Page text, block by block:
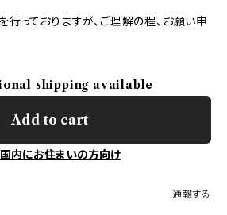
っておりますが、ご理解の程、お願い申
shipping available
Add to cart
内にお住まいの方向け
通報する